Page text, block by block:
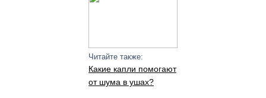
Читайте также:
Какие капли помогают
от шума в ушах?